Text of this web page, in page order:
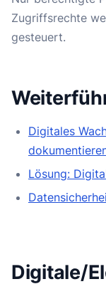
Zugriffsrechte
gesteuert.
Digitales
Lösung:
Digitale/